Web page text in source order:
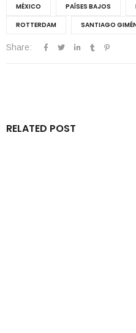
MÉXICO
PAÍSES BAJOS
ROTTERDAM
SANTIAGO
Share:
RELATED POST